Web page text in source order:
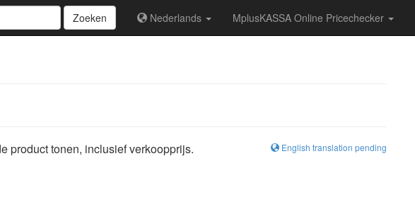
Zoeken Nederlands MplusKASSA Online Pricechecker
English translation pending
product tonen, inclusief verkoopprijs.